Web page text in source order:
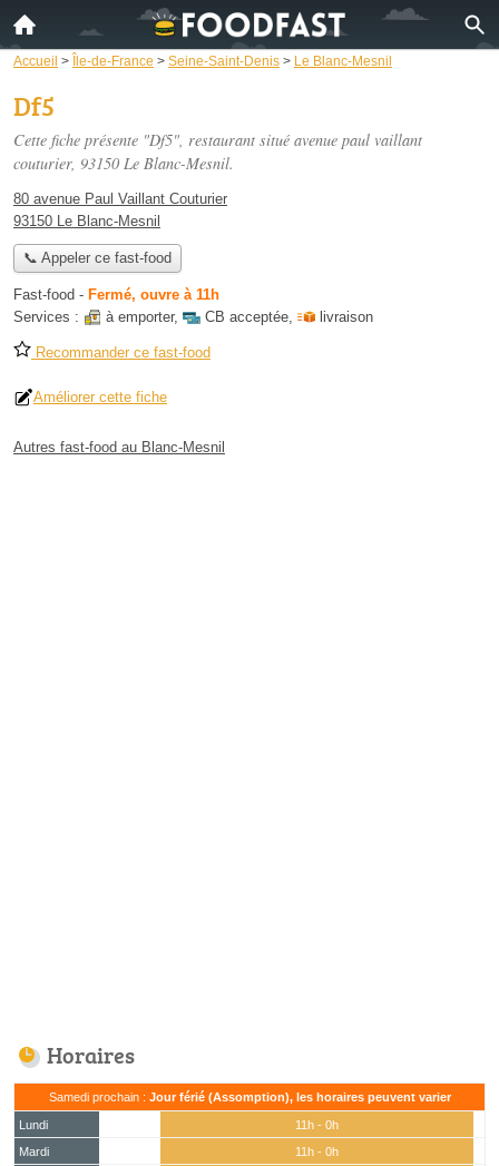
Accueil > Île-de-France > Seine-Saint-Denis > Le Blanc-Mesnil
Df5
Cette fiche présente "Df5", restaurant situé avenue paul vaillant
couturier, 93150 Le Blanc-Mesnil.
80 avenue Paul Vaillant Couturier
93150 Le Blanc-Mesnil
📞 Appeler ce fast-food
Fast-food - Fermé, ouvre à 11h
Services :
à emporter, CB acceptée, livraison
Recommander ce fast-food
Améliorer cette fiche
Autres fast-food au Blanc-Mesnil
Horaires
Samedi prochain : Jour férié (Assomption), les horaires peuvent varier
Lundi
11h - 0h
Mardi
11h - 0h